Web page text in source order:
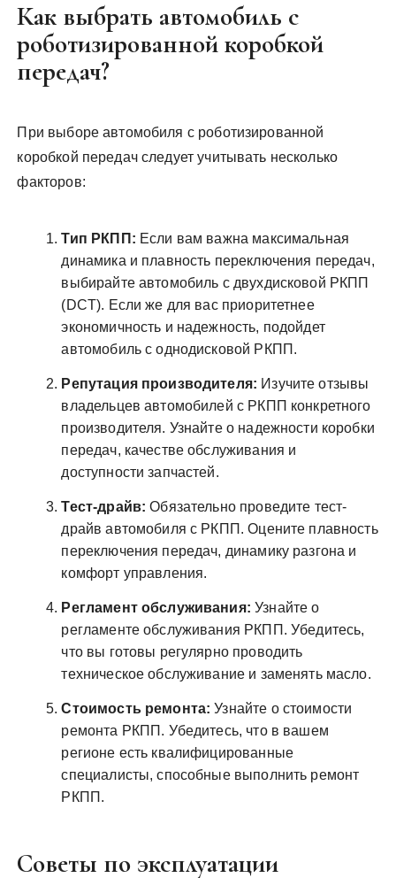
Как выбрать автомобиль с
роботизированной коробкой
передач?
При выборе автомобиля с роботизированной
коробкой передач следует учитывать несколько
факторов:
Тип РКПП: Если вам важна максимальная
динамика и плавность переключения передач,
выбирайте автомобиль с двухдисковой РКПП
(DCT). Если же для вас приоритетнее
экономичность и надежность, подойдет
автомобиль с однодисковой РКПП.
Репутация производителя: Изучите отзывы
владельцев автомобилей с РКПП конкретного
производителя. Узнайте о надежности коробки
передач, качестве обслуживания и
доступности запчастей.
Тест-драйв: Обязательно проведите тест-
драйв автомобиля с РКПП. Оцените плавность
переключения передач, динамику разгона и
комфорт управления.
Регламент обслуживания: Узнайте о
регламенте обслуживания РКПП. Убедитесь,
что вы готовы регулярно проводить
техническое обслуживание и заменять масло.
Стоимость ремонта: Узнайте о стоимости
ремонта РКПП. Убедитесь, что в вашем
регионе есть квалифицированные
специалисты, способные выполнить ремонт
РКПП.
Советы по эксплуатации